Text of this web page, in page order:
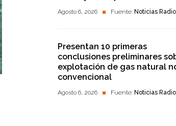
Agosto 6, 2026 Fuente: Noticias
Presentan 10 primeras
conclusiones preliminares
explotación de gas natural
convencional
Agosto 6, 2026 Fuente: Noticias